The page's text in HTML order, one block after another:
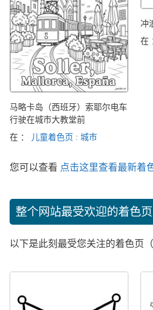
马略卡岛（西班牙）索耶尔电车
行驶在城市大教堂前
在 ：
儿童着色页 : 城市
冲
在
您可以查看 点击这里查看最新着
整个网站最受欢迎的着色页
以下是此刻最受您关注的着色页